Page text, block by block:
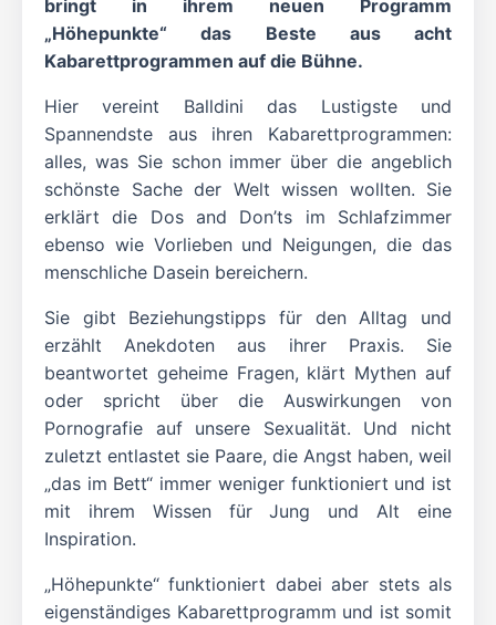
bringt in ihrem neuen Programm
„Höhepunkte“ das Beste aus acht
Kabarettprogrammen auf die Bühne.
Hier vereint Balldini das Lustigste und
Spannendste aus ihren Kabarettprogrammen:
alles, was Sie schon immer über die angeblich
schönste Sache der Welt wissen wollten. Sie
erklärt die Dos and Don’ts im Schlafzimmer
ebenso wie Vorlieben und Neigungen, die das
menschliche Dasein bereichern.
Sie gibt Beziehungstipps für den Alltag und
erzählt Anekdoten aus ihrer Praxis. Sie
beantwortet geheime Fragen, klärt Mythen auf
oder spricht über die Auswirkungen von
Pornografie auf unsere Sexualität. Und nicht
zuletzt entlastet sie Paare, die Angst haben, weil
„das im Bett“ immer weniger funktioniert und ist
mit ihrem Wissen für Jung und Alt eine
Inspiration.
„Höhepunkte“ funktioniert dabei aber stets als
eigenständiges Kabarettprogramm und ist somit